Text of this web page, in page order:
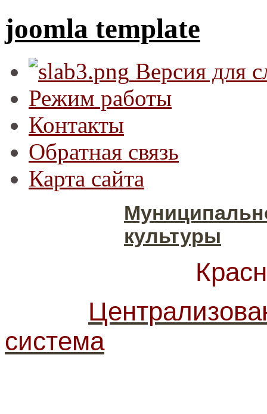
joomla template
Версия для
Режим работы
Контакты
Обратная связь
Карта сайта
культуры
система